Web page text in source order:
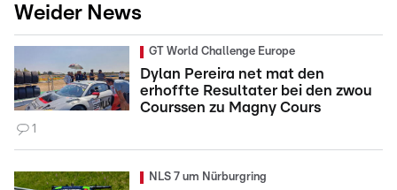
Weider News
GT World Challenge Europe
Dylan Pereira net mat den
erhoffte Resultater bei den zwou
Courssen zu Magny Cours
1
NLS 7 um Nürburgring